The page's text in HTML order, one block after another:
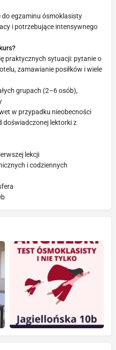
egzaminu ósmoklasisty
i potrzebujące intensywnego
praktycznych sytuacji: pytanie o
zamawianie posiłków i wiele
grupach (2–6 osób),
w przypadku nieobecności
doświadczonej lektorki z
lekcji
i codziennych